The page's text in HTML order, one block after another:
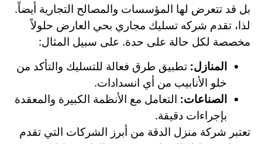
بل قد تتعرض لها المؤسسات والمصالح التجارية أيضاً.
لذا، تقدم شركه تسليك مجاري بحي العارض حلولاً
مخصصة لكل حالة على حدة. على سبيل المثال:
المنازل: تطبيق طرق فعالة للتسليك والتأكد من
خلو الأنابيب من أي انسدادات.
الصناعات: التعامل مع الأنظمة الكبيرة والمعقدة
بإجراءات دقيقة.
تعتبر شركة منزل الدقة من أبرز الشركات التي تقدم